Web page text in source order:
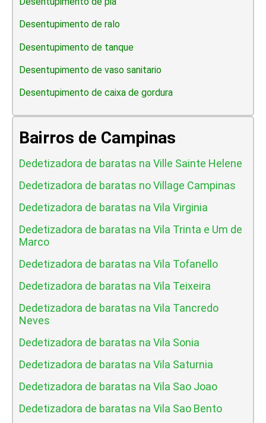
Desentupimento de ralo
Desentupimento de tanque
Desentupimento de vaso sanitario
Desentupimento de caixa de gordura
Bairros de Campinas
Dedetizadora de baratas na Ville Sainte Helene
Dedetizadora de baratas no Village Campinas
Dedetizadora de baratas na Vila Virginia
Dedetizadora de baratas na Vila Trinta e Um de
Marco
Dedetizadora de baratas na Vila Tofanello
Dedetizadora de baratas na Vila Teixeira
Dedetizadora de baratas na Vila Tancredo
Neves
Dedetizadora de baratas na Vila Sonia
Dedetizadora de baratas na Vila Saturnia
Dedetizadora de baratas na Vila Sao Joao
Dedetizadora de baratas na Vila Sao Bento